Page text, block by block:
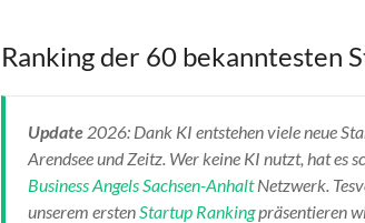
Ranking der 60 bekanntesten
Update 2026: Dank KI entstehen viele neue
Arendsee und Zeitz. Wer keine KI nutzt, hat es
Business Angels Sachsen-AnhaltNetzwerk.
unserem ersten Startup Rankingpräsentieren